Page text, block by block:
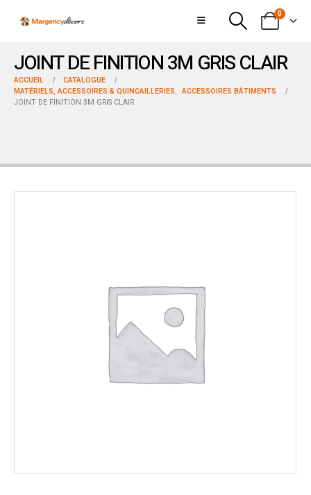
0
JOINT DE FINITION 3M GRIS CLAIR
ACCUEIL
CATALOGUE
MATÉRIELS, ACCESSOIRES & QUINCAILLERIES, ACCESSOIRES BÂTIMENTS
JOINT DE FINITION 3M GRIS CLAIR